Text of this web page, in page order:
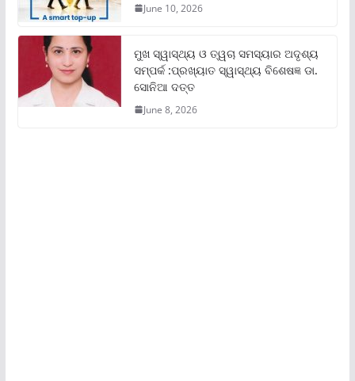
June 10, 2026
ମୁଖ ସ୍ୱାସ୍ଥ୍ୟ ଓ ତ୍ୱଚା ସମସ୍ୟାର ଅଦୃଶ୍ୟ
ସମ୍ପର୍କ :ପ୍ରଖ୍ୟାତ ସ୍ୱାସ୍ଥ୍ୟ ବିଶେଷଜ୍ଞ ଡା.
ସୋନିଆ ଦତ୍ତ
June 8, 2026